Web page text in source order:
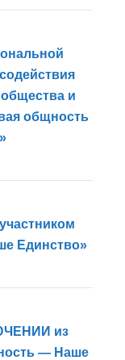
и
общность
Единство»
из
— Наше